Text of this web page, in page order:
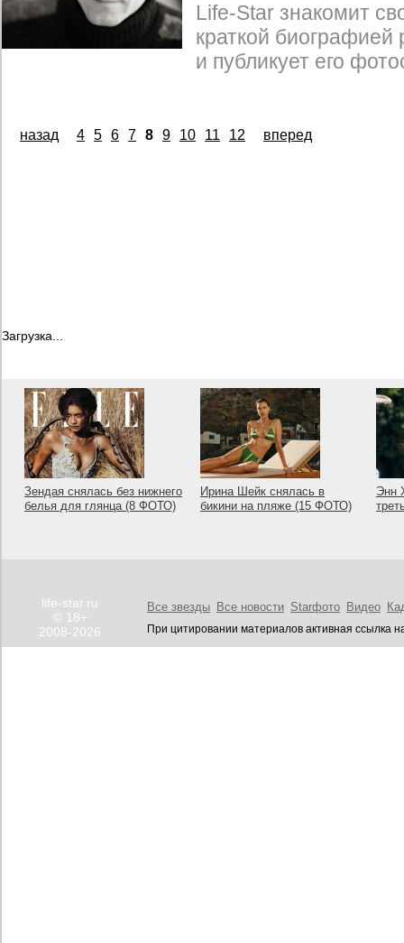
Life-Star знакомит
краткой биографией
и публикует его
назад 4 5 6 7 8 9 10 11 12 вперед
Загрузка...
Зендая снялась без нижнего
белья для глянца (8 ФОТО)
Ирина Шейк снялась в
бикини на пляже (15 ФОТО)
Энн
life-star.ru
© 18+
2008-2026
Все звезды Все новости Starфото Видео
При цитировании материалов активная ссылка